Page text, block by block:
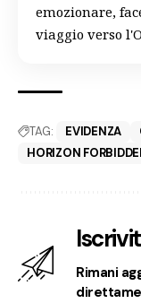
emozionare,
viaggio verso
TAG: EVIDENZA
HORIZON
Rimani